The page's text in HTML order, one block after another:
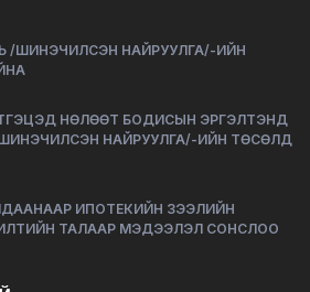
/ШИНЭЧИЛСЭН НАЙРУУЛГА/-ИЙН
НӨЛӨӨТ БОДИСЫН ЭРГЭЛТЭНД
НАЙРУУЛГА/-ИЙН ТӨСӨЛД
ИПОТЕКИЙН ЗЭЭЛИЙН
ТАЛААР МЭДЭЭЛЭЛ СОНСЛОО